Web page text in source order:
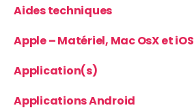
Aides techniques
Apple – Matériel, Mac OsX et iOS
Application(s)
Applications Android